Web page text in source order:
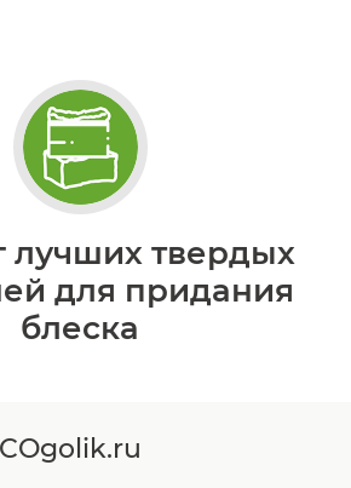
лучших твердых
для придания
блеска